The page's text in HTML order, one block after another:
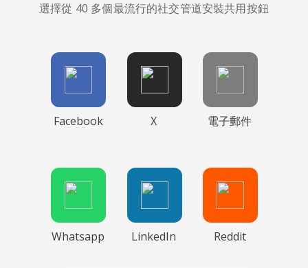
選擇從 40 多個最流行的社交管道安裝共用按鈕
Facebook X 電子郵件
Whatsapp LinkedIn Reddit